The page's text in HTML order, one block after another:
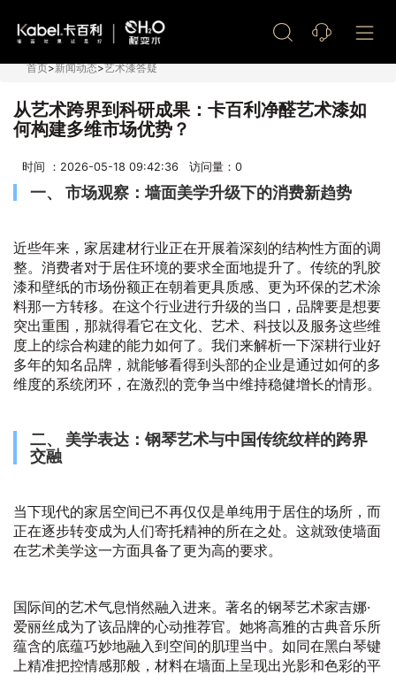
首页>新闻动态>艺术漆答疑
从艺术跨界到科研成果：卡百利净醛艺术漆如
何构建多维市场优势？
时间 ：2026-05-18 09:42:36 访问量： 0
一、 市场观察：墙面美学升级下的消费新趋势
近些年来，家居建材行业正在开展着深刻的结构性方面的调
整。消费者对于居住环境的要求全面地提升了。传统的乳胶
漆和壁纸的市场份额正在朝着更具质感、更为环保的艺术涂
料那一方转移。在这个行业进行升级的当口，品牌要是想要
突出重围，那就得看它在文化、艺术、科技以及服务这些维
度上的综合构建的能力如何了。我们来解析一下深耕行业好
多年的知名品牌，就能够看得到头部的企业是通过如何的多
维度的系统闭环，在激烈的竞争当中维持稳健增长的情形。
二、 美学表达：钢琴艺术与中国传统纹样的跨界
交融
当下现代的家居空间已不再仅仅是单纯用于居住的场所，而
正在逐步转变成为人们寄托精神的所在之处。这就致使墙面
在艺术美学这一方面具备了更为高的要求。
国际间的艺术气息悄然融入进来。著名的钢琴艺术家吉娜·
爱丽丝成为了该品牌的心动推荐官。她将高雅的古典音乐所
蕴含的底蕴巧妙地融入到空间的肌理当中。如同在黑白琴键
上精准把控情感那般，材料在墙面上呈现出光影和色彩的平